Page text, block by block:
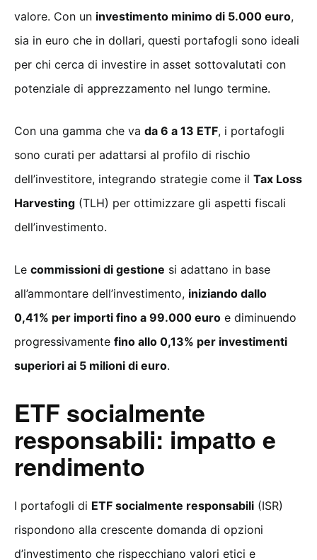
valore. Con un investimento minimo di 5.000 euro,
sia in euro che in dollari, questi portafogli sono ideali
per chi cerca di investire in asset sottovalutati con
potenziale di apprezzamento nel lungo termine.
Con una gamma che va da 6 a 13 ETF, i portafogli
sono curati per adattarsi al profilo di rischio
dell’investitore, integrando strategie come il Tax Loss
Harvesting (TLH) per ottimizzare gli aspetti fiscali
dell’investimento.
Le commissioni di gestione si adattano in base
all’ammontare dell’investimento, iniziando dallo
0,41% per importi fino a 99.000 euro e diminuendo
progressivamente fino allo 0,13% per investimenti
superiori ai 5 milioni di euro.
ETF socialmente
responsabili: impatto e
rendimento
I portafogli di ETF socialmente responsabili (ISR)
rispondono alla crescente domanda di opzioni
d’investimento che rispecchiano valori etici e